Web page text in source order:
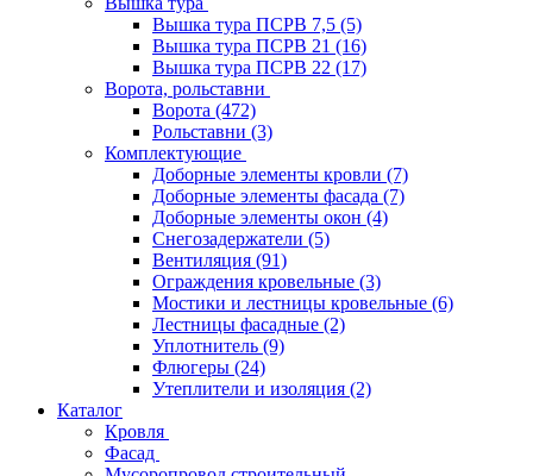
Вышка тура ПСРВ 7,5 (5)
Вышка тура ПСРВ 21 (16)
Вышка тура ПСРВ 22 (17)
Ворота, рольставни
Ворота (472)
Рольставни (3)
Комплектующие
Доборные элементы кровли (7)
Доборные элементы фасада (7)
Доборные элементы окон (4)
Снегозадержатели (5)
Вентиляция (91)
Ограждения кровельные (3)
Мостики и лестницы кровельные (6)
Лестницы фасадные (2)
Уплотнитель (9)
Флюгеры (24)
Утеплители и изоляция (2)
Каталог
Кровля
Фасад